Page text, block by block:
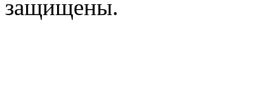
защищены.